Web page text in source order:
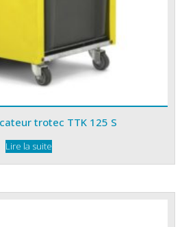
trotec TTK 125 S
Lire la suite